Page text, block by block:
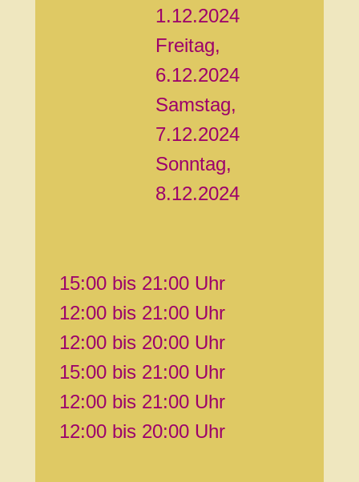
1.12.2024
Freitag,
6.12.2024
Samstag,
7.12.2024
Sonntag,
8.12.2024
15:00 bis 21:00 Uhr
12:00 bis 21:00 Uhr
12:00 bis 20:00 Uhr
15:00 bis 21:00 Uhr
12:00 bis 21:00 Uhr
12:00 bis 20:00 Uhr